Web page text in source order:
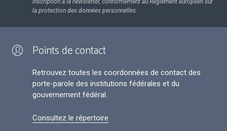
inscription à la newsletter, conformément au Règlement européen sur
la protection des données personnelles.
Points de contact
Retrouvez toutes les coordonnées de contact des
porte-parole des institutions fédérales et du
gouvernement fédéral.
Consultez le répertoire